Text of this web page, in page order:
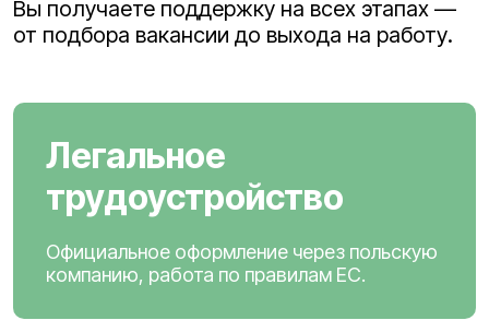
Вы получаете поддержку на всех этапах —
от подбора вакансии до выхода на работу.
Легальное
трудоустройство
Официальное оформление через польскую
компанию, работа по правилам ЕС.